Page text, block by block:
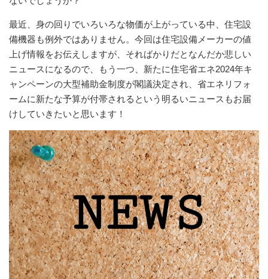
最近、身の回りでいろいろな物価が上がっている中、住宅設
備機器も例外ではありません。今回は住宅設備メーカーの値
上げ情報をお伝えしますが、そればかりだとなんだか悲しい
ニュースになるので、もう一つ、新たに住宅省エネ2024年キ
ャンペーンの大型補助金制度が閣議決定され、省エネリフォ
ームに新たな予算が付帯されるという明るいニュースもお届
けしていきたいと思います！